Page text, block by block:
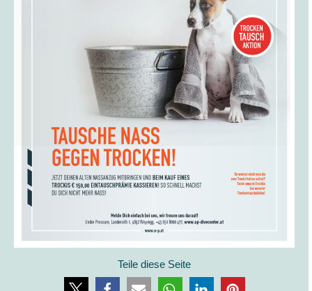
Teile diese Seite